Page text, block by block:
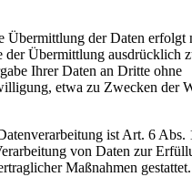
Übermittlung der Daten erfolgt
der Übermittlung ausdrücklich
Ihrer Daten an Dritte ohne
etwa zu Zwecken der
ist Art. 6 Abs.
von Daten zur
Maßnahmen gestattet.